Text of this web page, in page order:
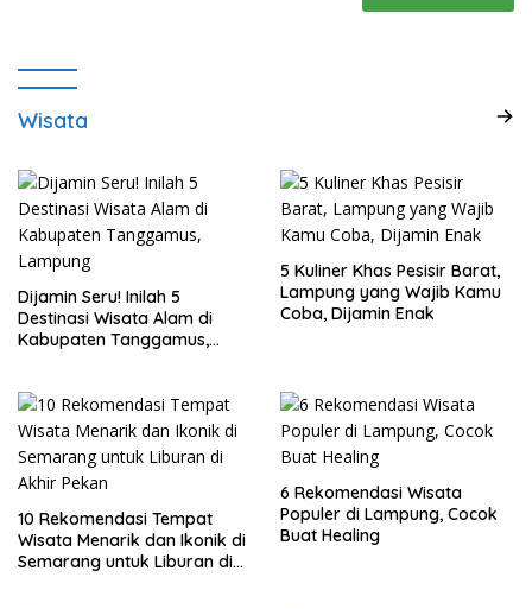
Wisata
Dijamin Seru! Inilah 5
Destinasi Wisata Alam di
Kabupaten Tanggamus,
5 Kuliner Khas Pesisir Barat,
Lampung yang Wajib Kamu
Coba, Dijamin Enak
10 Rekomendasi Tempat
Wisata Menarik dan Ikonik di
Semarang untuk Liburan di
6 Rekomendasi Wisata
Populer di Lampung, Cocok
Buat Healing